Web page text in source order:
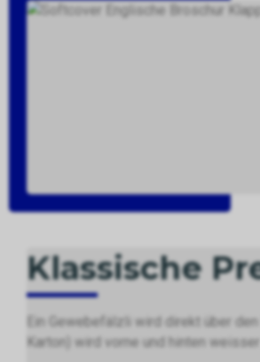
Klassische
Ein Gewebefälzli wird direkt über
Karton) wird vorne und hinten